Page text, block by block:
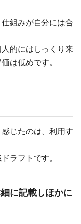
組みが自分には合
的にはしっくり来
は低めです。
じたのは、利用す
ラフトです。
に記載しほかに